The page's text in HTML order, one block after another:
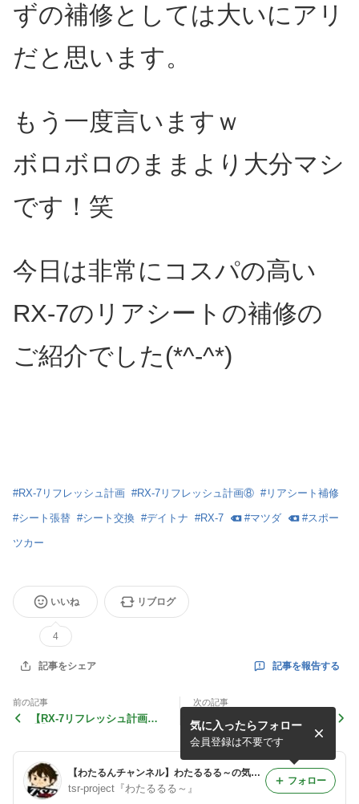
ずの補修としては大いにアリ
だと思います。
もう一度言いますｗ
ボロボロのままより大分マシ
です！笑
今日は非常にコスパの高い
RX-7のリアシートの補修の
ご紹介でした(*^-^*)
#RX-7リフレッシュ計画 #RX-7リフレッシュ計画⑧ #リアシート補修
#シート張替 #シート交換 #デイトナ #RX-7 #マツダ #スポー
ツカー
いいね
4
リブログ
記事をシェア 記事を報告する
前の記事
【RX-7リフレッシュ計画
面だし楽勝！？
次の記事
【RX-7リフレッシュ計画
⑦】遂にカラーナンバー判
明！トランク穴埋め・Rウィ
ンドウモール新品交換
【わたるんチャンネル】わたるるる～の気まぐれブログ 車は1/1オモチャ♪
tsr-project『わたるるる～』
気に入ったらフォロー
会員登録は不要です
フォロー